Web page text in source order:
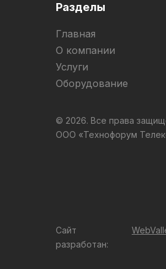
Разделы
Главная
О компании
Услуги
Оборудование
© 2026. Все права
ООО «Технофорум
Сайт
разработан: